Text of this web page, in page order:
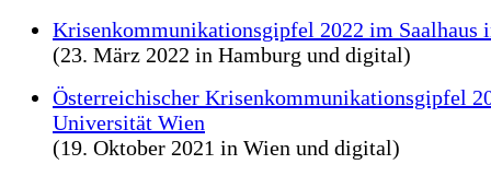
Krisenkommunikationsgipfel 2022 im Saalhaus
(23. März 2022 in Hamburg und digital)
Österreichischer Krisenkommunikationsgipfel
Universität Wien
(19. Oktober 2021 in Wien und digital)